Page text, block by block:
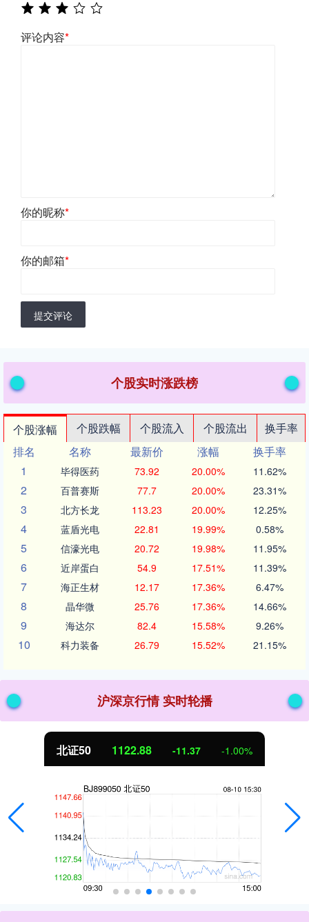
评论内容*
你的昵称*
你的邮箱*
提交评论
个股实时涨跌榜
个股涨幅 个股跌幅 个股流入 个股流出
换手率
排名
名称 最新价 涨幅
换手率
1
毕得医药 73.92 20.00% 11.62%
2 百普赛斯 77.7 20.00% 23.31%
3 北方长龙 113.23 20.00% 12.25%
4 蓝盾光电 22.81 19.99% 0.58%
5 信濠光电 20.72 19.98% 11.95%
6 近岸蛋白 54.9 17.51% 11.39%
7 海正生材 12.17 17.36% 6.47%
8 晶华微 25.76 17.36% 14.66%
9 海达尔 82.4 15.58% 9.26%
10 科力装备 26.79 15.52% 21.15%
沪深京行情 实时轮播
北证50 1122.88 -11.37 -1.00%